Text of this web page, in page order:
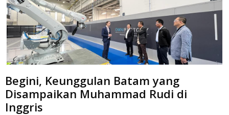
Begini, Keunggulan Batam yang
Disampaikan Muhammad Rudi di
Inggris